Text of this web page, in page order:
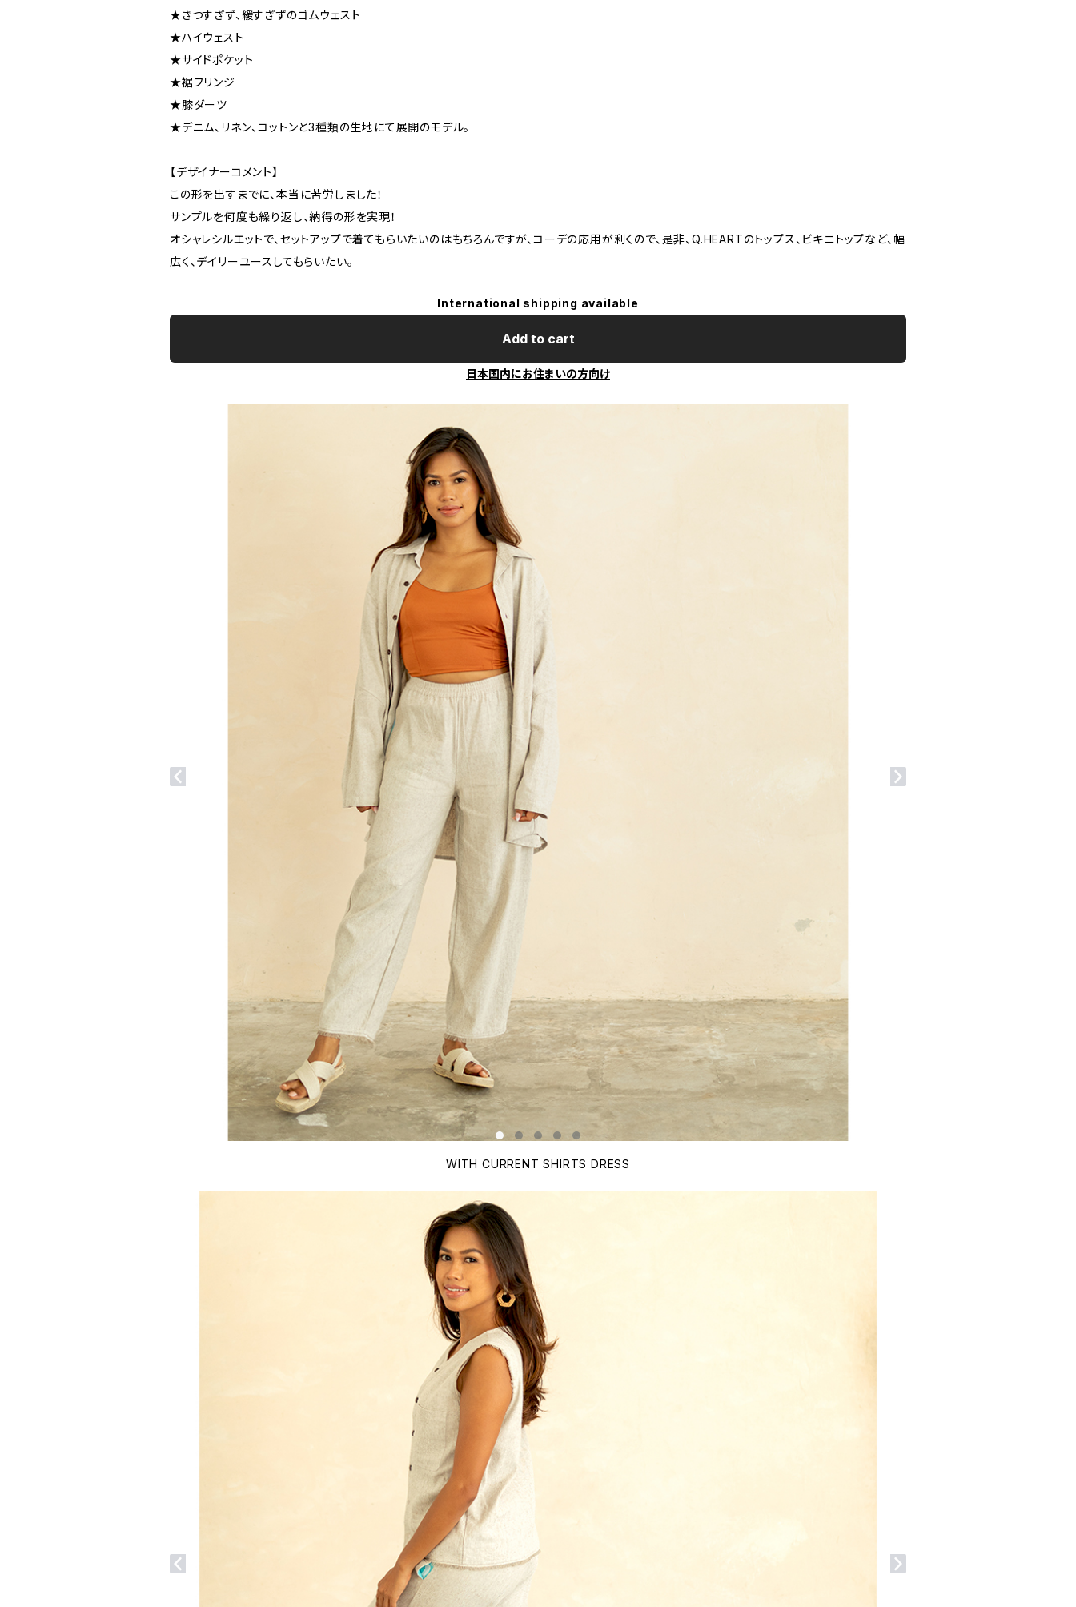
★きつすぎず、緩すぎずのゴムウェスト
★ハイウェスト
★サイドポケット
★裾フリンジ
★膝ダーツ
★デニム、リネン、コットンと3種類の生地にて展開のモデル。
【デザイナーコメント】
この形を出すまでに、本当に苦労しました！
サンプルを何度も繰り返し、納得の形を実現！
オシャレシルエットで、セットアップで着てもらいたいのはもちろんですが、コーデの応用が利くので、是非、Q.HEARTのトップス、ビキニトップなど、幅
広く、デイリーユースしてもらいたい。
International shipping available
Add to cart
日本国内にお住まいの方向け
WITH CURRENT SHIRTS DRESS